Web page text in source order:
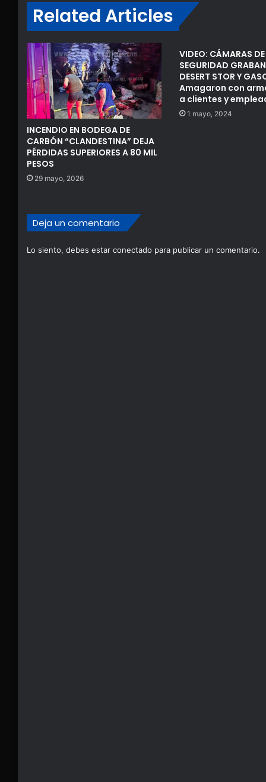
Related Articles
INCENDIO EN BODEGA DE
CARBÓN “CLANDESTINA” DEJA
PÉRDIDAS SUPERIORES A 80 MIL
PESOS
29 mayo, 2026
VIDEO: CÁMARAS DE
SEGURIDAD
DESERT STOR Y
Amagaron con
a clientes y
1 mayo, 2024
Deja un comentario
Lo siento, debes estar conectado para publicar un comentario.